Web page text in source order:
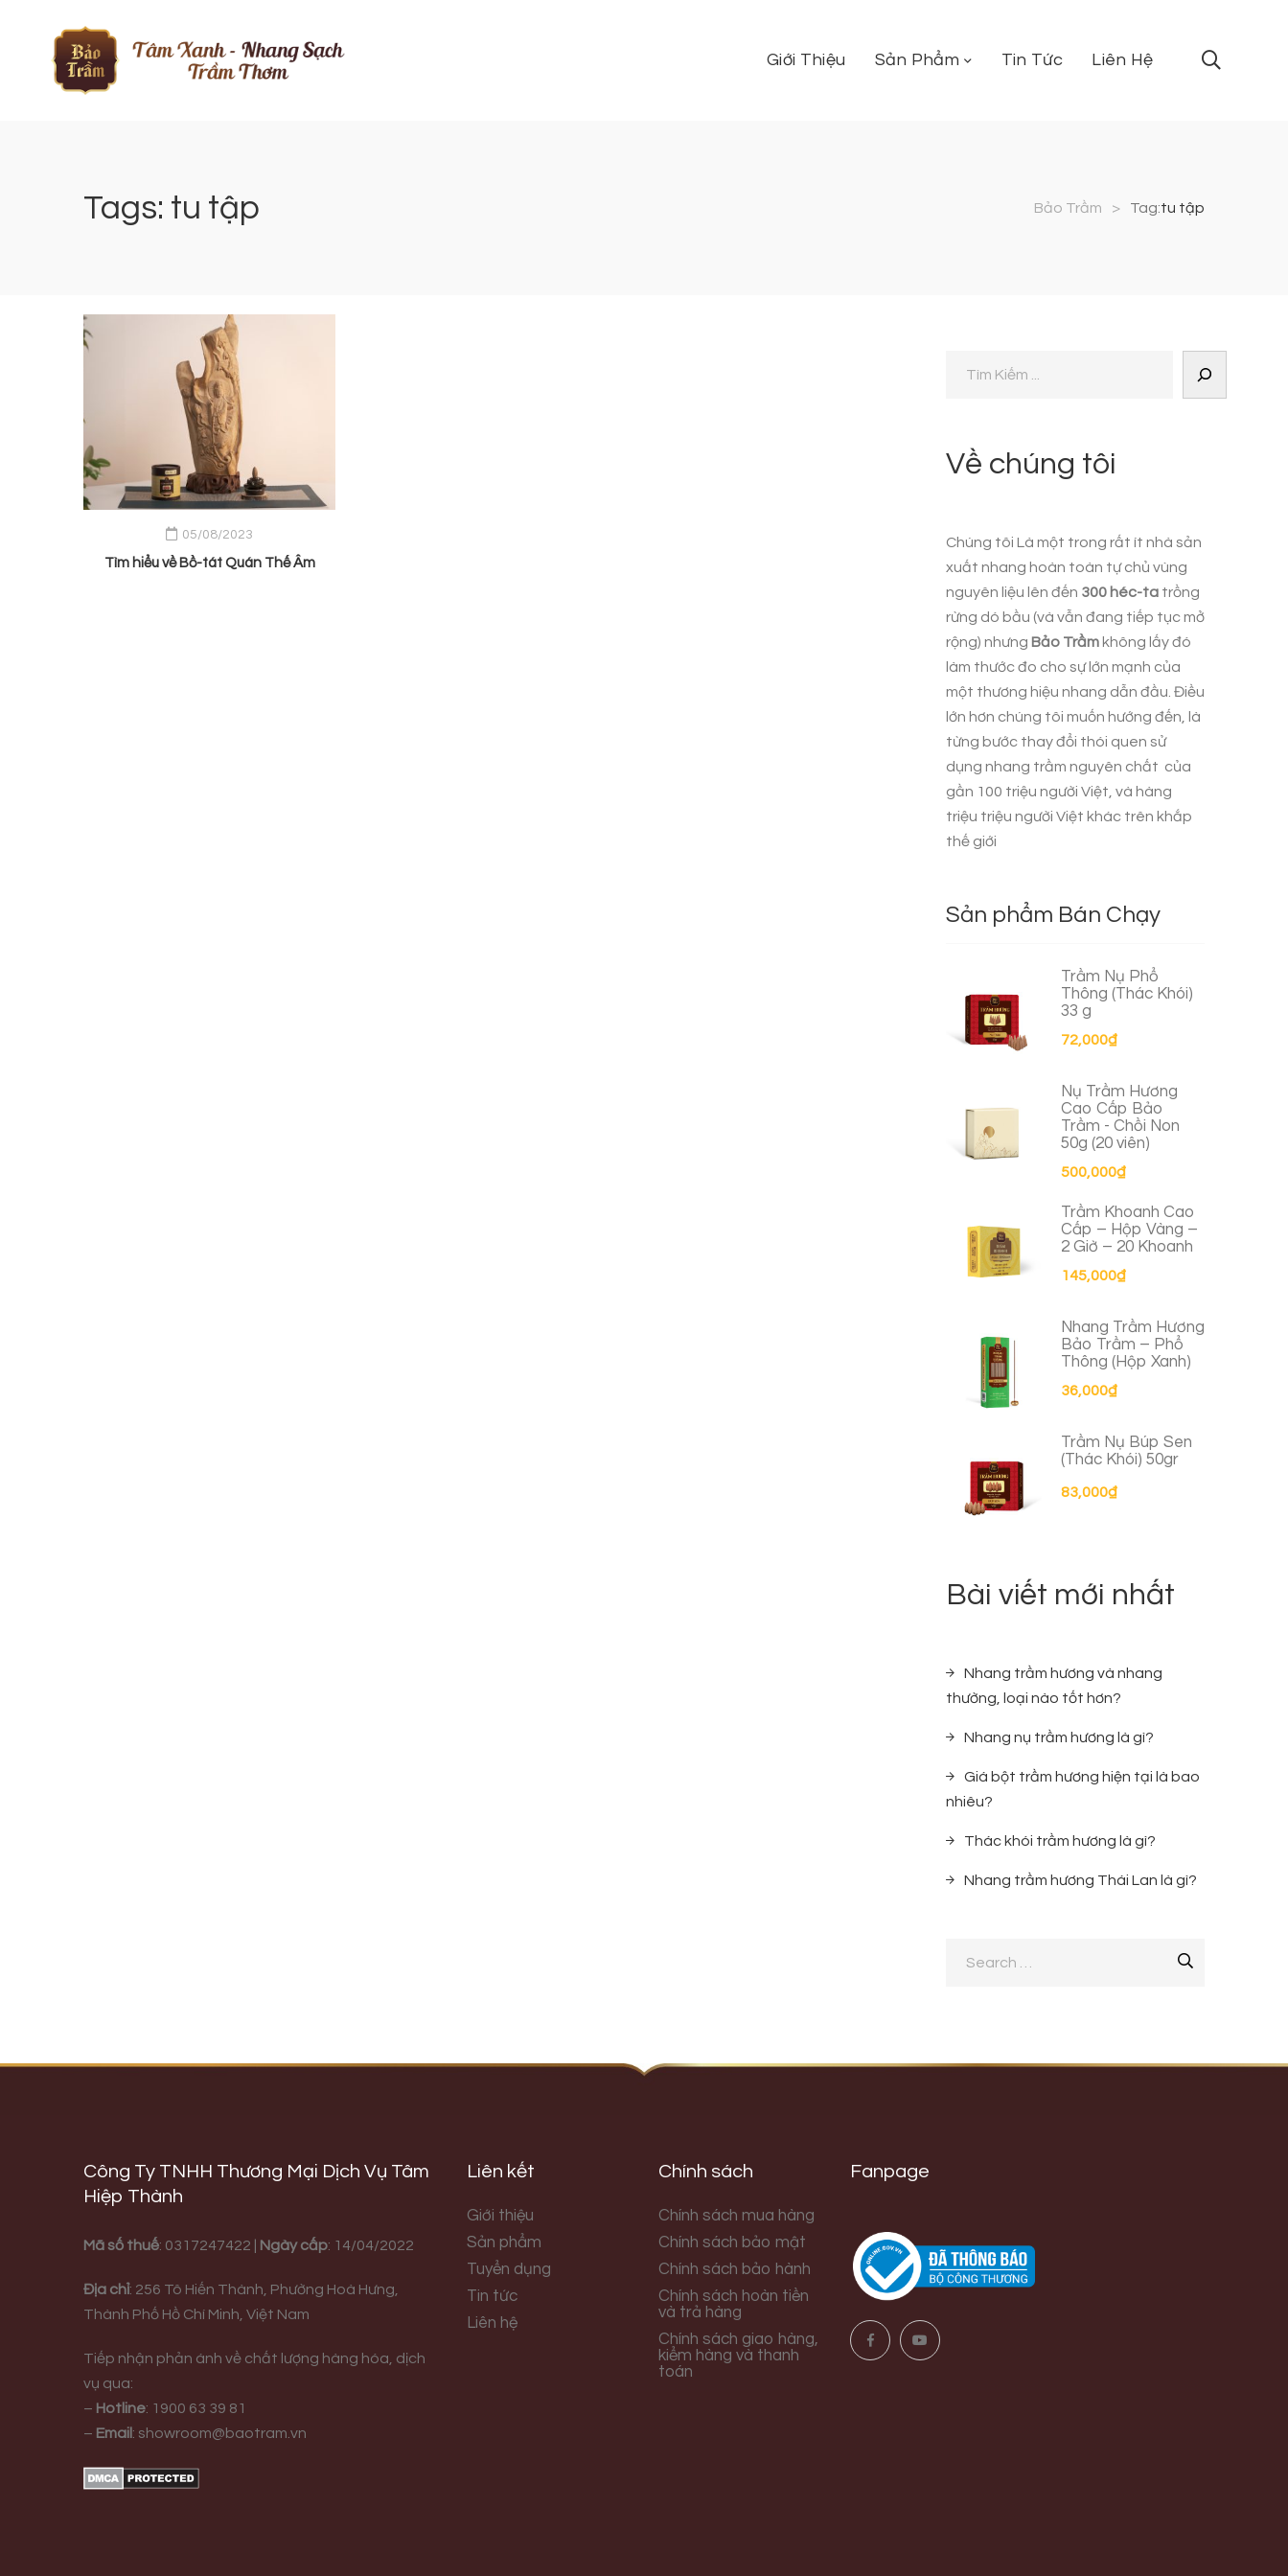
Giới Thiệu Sản Phẩm Tin Tức Liên Hệ
Tags: tu tập Bảo Trầm > Tag:tu tập
05/08/2023
Tìm hiểu về Bồ-tát Quán Thế Âm
Về chúng tôi
Chúng tôi Là một trong rất ít nhà sản
xuất nhang hoàn toàn tự chủ vùng
nguyên liệu lên đến 300 héc-ta trồng
rừng dó bầu (và vẫn đang tiếp tục mở
rộng) nhưng Bảo Trầm không lấy đó
làm thước đo cho sự lớn mạnh của
một thương hiệu nhang dẫn đầu. Điều
lớn hơn chúng tôi muốn hướng đến, là
từng bước thay đổi thói quen sử
dụng nhang trầm nguyên chất của
gần 100 triệu người Việt, và hàng
triệu triệu người Việt khác trên khắp
thế giới
Sản phẩm Bán Chạy
Trầm Nụ Phổ
Thông (Thác Khói)
33 g
72,000₫
Nụ Trầm Hương
Cao Cấp Bảo
Trầm - Chồi Non
50g (20 viên)
500,000₫
Trầm Khoanh Cao
Cấp – Hộp Vàng –
2 Giờ – 20 Khoanh
145,000₫
Nhang Trầm Hương
Bảo Trầm – Phổ
Thông (Hộp Xanh)
36,000₫
Trầm Nụ Búp Sen
(Thác Khói) 50gr
83,000₫
Bài viết mới nhất
Nhang trầm hương và nhang
thường, loại nào tốt hơn?
Nhang nụ trầm hương là gì?
Giá bột trầm hương hiện tại là bao
nhiêu?
Thác khói trầm hương là gì?
Nhang trầm hương Thái Lan là gì?
Công Ty TNHH Thương Mại Dịch Vụ Tâm
Hiệp Thành
Mã số thuế: 0317247422 | Ngày cấp: 14/04/2022
Địa chỉ: 256 Tô Hiến Thành, Phường Hoà Hưng,
Thành Phố Hồ Chí Minh, Việt Nam
Tiếp nhận phản ánh về chất lượng hàng hóa, dịch
vụ qua:
– Hotline: 1900 63 39 81
– Email : showroom@baotram.vn
Liên kết
Giới thiệu
Sản phẩm
Tuyển dụng
Tin tức
Liên hệ
Chính sách
Chính sách mua hàng
Chính sách bảo mật
Chính sách bảo hành
Chính sách hoàn tiền
và trả hàng
Chính sách giao hàng,
kiểm hàng và thanh
toán
Fanpage